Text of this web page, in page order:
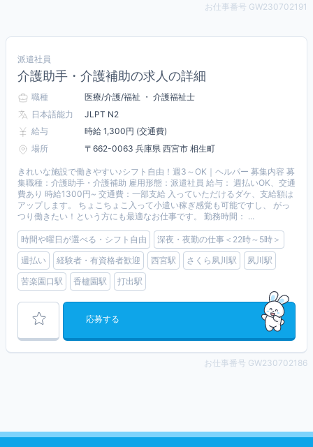
お仕事番号 GW230702191
派遣社員
介護助手・介護補助の求人の詳細
職種
医療/介護/福祉 ・ 介護福祉士
日本語能力
JLPT N2
給与
時給 1,300円 (交通費)
場所
〒662-0063 兵庫県 西宮市 相生町
きれいな施設で働きやすい♪シフト自由！週3～OK｜ヘルパー 募集内容 募
集職種：介護助手・介護補助 雇用形態：派遣社員 給与： 週払いOK、交通
費あり 時給1300円~ 交通費：一部支給 入っていただけるダケ、支給額は
アップします。 ちょこちょこ入って小遣い稼ぎ感覚も可能ですし、 がっ
つり働きたい！という方にも最適なお仕事です。 勤務時間： ...
時間や曜日が選べる・シフト自由
深夜・夜勤の仕事＜22時～5時＞
週払い
経験者・有資格者歓迎 西宮駅 さくら夙川駅
夙川駅
苦楽園口駅
香櫨園駅 打出駅
応募する
お仕事番号 GW230702186